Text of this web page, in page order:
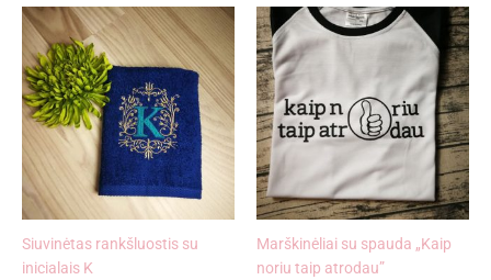
Siuvinėtas rankšluostis su
inicialais K
Marškinėliai su spauda „Kaip
noriu taip atrodau”